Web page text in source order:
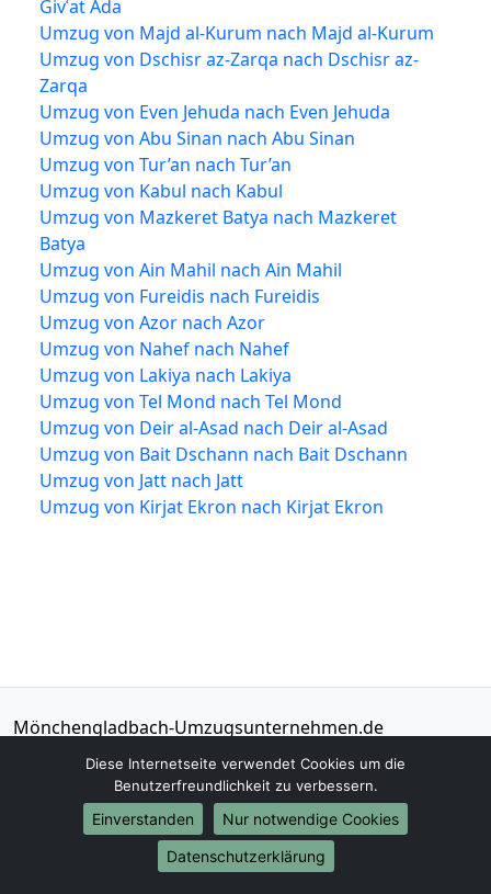
Givʿat Ada
Umzug von Majd al-Kurum nach Majd al-Kurum
Umzug von Dschisr az-Zarqa nach Dschisr az-
Zarqa
Umzug von Even Jehuda nach Even Jehuda
Umzug von Abu Sinan nach Abu Sinan
Umzug von Tur’an nach Tur’an
Umzug von Kabul nach Kabul
Umzug von Mazkeret Batya nach Mazkeret
Batya
Umzug von Ain Mahil nach Ain Mahil
Umzug von Fureidis nach Fureidis
Umzug von Azor nach Azor
Umzug von Nahef nach Nahef
Umzug von Lakiya nach Lakiya
Umzug von Tel Mond nach Tel Mond
Umzug von Deir al-Asad nach Deir al-Asad
Umzug von Bait Dschann nach Bait Dschann
Umzug von Jatt nach Jatt
Umzug von Kirjat Ekron nach Kirjat Ekron
Mönchengladbach-Umzugsunternehmen.de
Mönchengladbach
01579-2482324
info@moenchengladbach-
umzugsunternehmen.de
Diese Internetseite verwendet Cookies um die
Benutzerfreundlichkeit zu verbessern.
Einverstanden
Nur notwendige Cookies
Datenschutzerklärung